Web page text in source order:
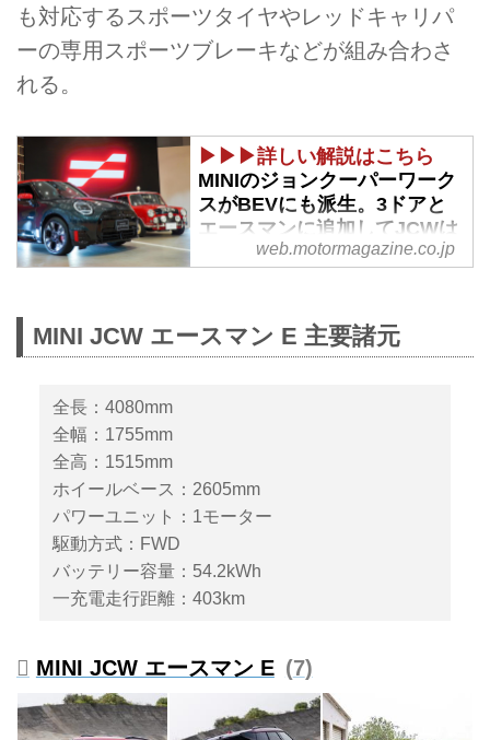
も対応するスポーツタイヤやレッドキャリパ
ーの専用スポーツブレーキなどが組み合わさ
れる。
▶▶▶詳しい解説はこちら
MINIのジョンクーパーワーク
スがBEVにも派生。3ドアと
エースマンに追加してJCWは
5モデル展開に - Webモータ
ある3月2日を目前に控えたこの日
にBMWジャパン（ビー・エム・
ワークス E）」と「MINI JOHN
COOPER WORKS ACEMAN
エースマン E）」を発売。2025年
第二四半期以降の納車を予定して
web.motormagazine.co.jp
MINI JCW エースマン E 主要諸元
全長：4080mm
全幅：1755mm
全高：1515mm
ホイールベース：2605mm
パワーユニット：1モーター
駆動方式：FWD
バッテリー容量：54.2kWh
一充電走行距離：403km
MINI JCW エースマン E 7